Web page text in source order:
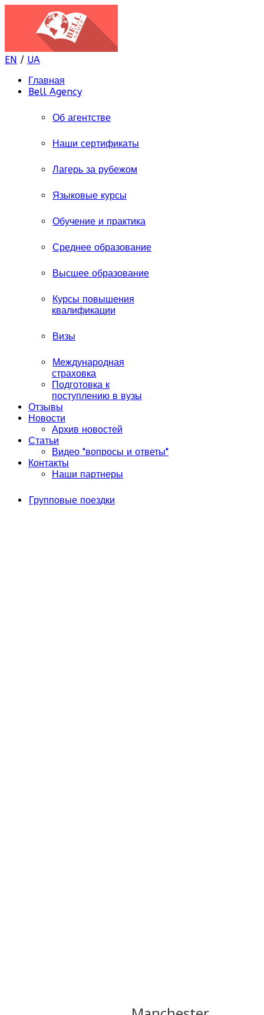
EN / UA
Главная
Bell Agency
Об агентстве
Наши сертификаты
Лагерь за рубежом
Языковые курсы
Обучение и практика
Среднее образование
Высшее образование
Курсы повышения
квалификации
Визы
Международная
страховка
Подготовка к
поступлению в вузы
Отзывы
Новости
Архив новостей
Статьи
Видео "вопросы и ответы"
Контакты
Наши партнеры
Групповые поездки